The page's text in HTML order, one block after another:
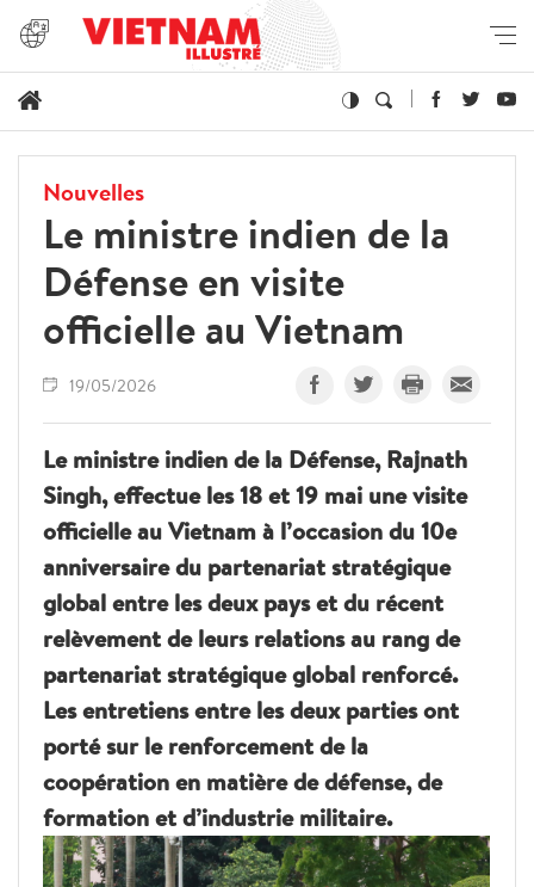
Nouvelles
Le ministre indien de la
Défense en visite
officielle au Vietnam
19/05/2026
Le ministre indien de la Défense, Rajnath
Singh, effectue les 18 et 19 mai une visite
officielle au Vietnam à l’occasion du 10e
anniversaire du partenariat stratégique
global entre les deux pays et du récent
relèvement de leurs relations au rang de
partenariat stratégique global renforcé.
Les entretiens entre les deux parties ont
porté sur le renforcement de la
coopération en matière de défense, de
formation et d’industrie militaire.